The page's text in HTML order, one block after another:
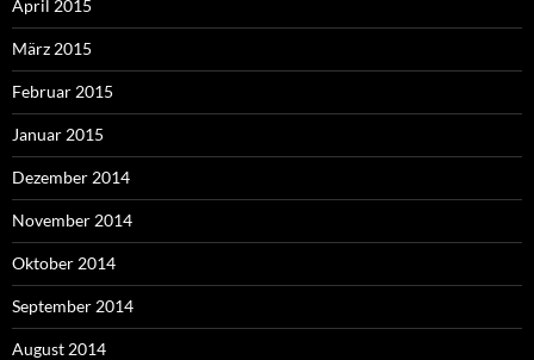
April 2015
März 2015
Februar 2015
Januar 2015
Dezember 2014
November 2014
Oktober 2014
September 2014
August 2014